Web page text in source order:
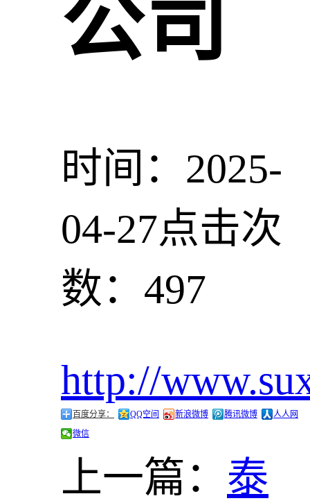
公司
时间：2025-
04-27点击次
数：497
http://
百度分享： QQ空间 新浪微博 腾讯微博
人人网
微信
上一篇： 泰